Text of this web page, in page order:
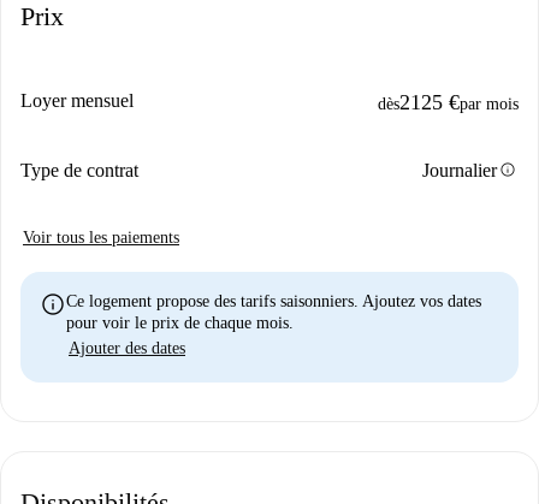
Prix
Loyer mensuel dès2125 €par mois
Type de contrat Journalierinfo
Voir tous les paiements
infoCe logement propose des tarifs saisonniers. Ajoutez vos dates
pour voir le prix de chaque mois.
Ajouter des dates